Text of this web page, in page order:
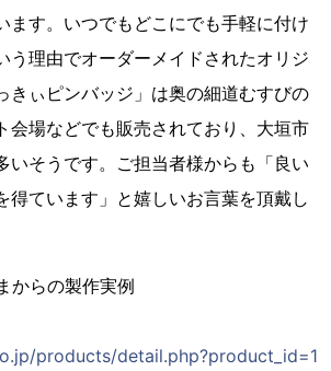
ます。いつでもどこにでも手軽に付け
う理由でオーダーメイドされたオリジ
きぃピンバッジ」は奥の細道むすびの
会場などでも販売されており、大垣市
いそうです。ご担当者様からも「良い
得ています」と嬉しいお言葉を頂戴し
からの製作実例
products/detail.php?product_id=1